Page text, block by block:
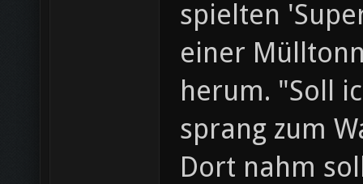
spielten
einer
herum. "Soll
sprang zum
Dort nahm